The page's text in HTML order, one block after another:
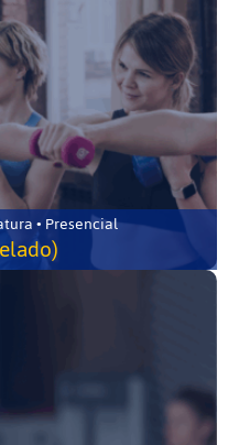
• Presencial